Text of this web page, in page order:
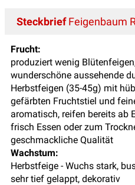
SteckbriefFeigenbaum
Frucht:
produziert wenig
wunderschöne aussehende
Herbstfeigen (35-45g) mit
gefärbten Fruchtstiel und
aromatisch, reifen bereits ab
frisch Essen oder zum
geschmackliche Qualität
Wachstum:
Herbstfeige - Wuchs stark,
sehr tief gelappt, dekorativ